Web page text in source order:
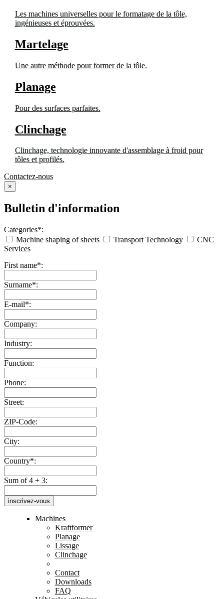
Les machines universelles pour le formatage de la tôle,
ingénieuses et éprouvées.
Martelage
Une autre méthode pour former de la tôle.
Planage
Pour des surfaces parfaites.
Clinchage
Clinchage, technologie innovante d'assemblage à froid pour
tôles et profilés.
Contactez-nous
×
Bulletin d'information
Categories*:
Machine shaping of sheets
Transport Technology
CNC
Services
First name*:
Surname*:
E-mail*:
Company:
Industry:
Function:
Phone:
Street:
ZIP-Code:
City:
Country*:
Sum of 4 + 3:
inscrivez-vous
Machines
Kraftformer
Planage
Lissage
Clinchage
Contact
Downloads
FAQ